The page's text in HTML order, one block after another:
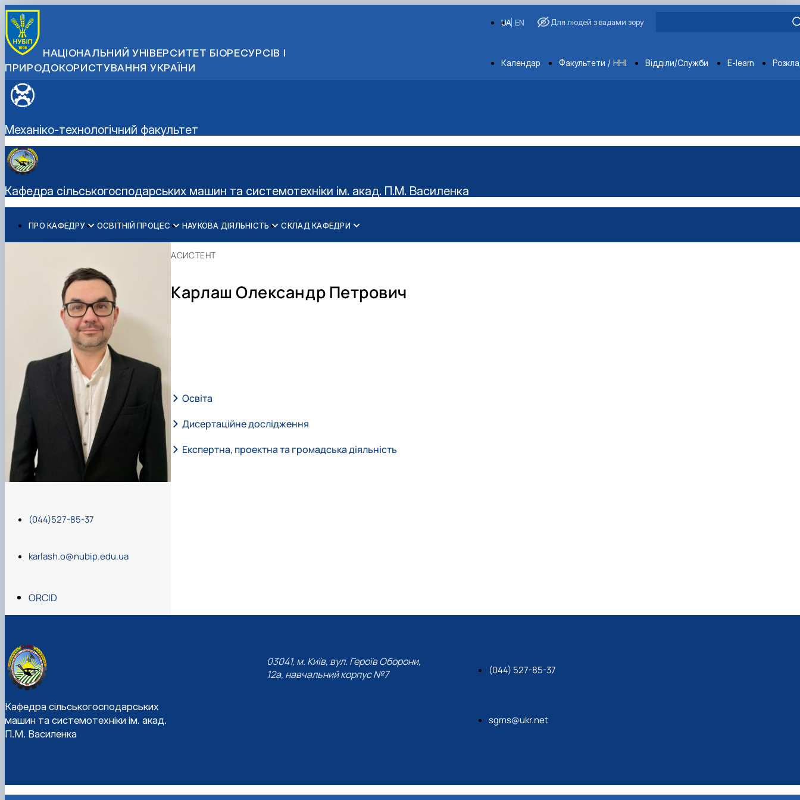
НАЦІОНАЛЬНИЙ УНІВЕРСИТЕТ БІОРЕСУРСІВ І
ПРИРОДОКОРИСТУВАННЯ УКРАЇНИ
EN
UA Для людей з вадами зору
Departments
Календар Факультети / ННІ Відділи/Служби E-learn
Механіко-технологічний факультет
Кафедра сільськогосподарських машин та системотехніки ім. акад. П.М. Василенка
ПРО КАФЕДРУ
Історія кафедри
ОСВІТНІЙ ПРОЦЕС
Робочі програми
НАУКОВА ДІЯЛЬНІСТЬ
Наукова робота на кафедрі
СКЛАД КАФЕДРИ
Гуменюк Юрій Олегович
Теслюк Віктор Васильович
Мартишко Віктор Миколайович
Онищенко Володимир Борисович
Курка Віталій Петрович
Росамаха Юрій Олександрович
Деркач Олексій Павлович
Сівак Ігор Миколайович
Лавріненко Олександр Тимофійович
Онищенко Борис Володимирович
Волянський Михайло Станіславович
Вечера Олег Миколайович
Карлаш Олександр Петрович
Гаркуша Наталія Миколаївна
Кіру Валентина Василівна
Ямков Олександр Володимирович
(044)527-85-37
karlash.o@nubip.edu.ua
ORCID
Карлаш Олександр Петрович
АСИСТЕНТ
Освіта
: Отримав диплом магістра НУБІП України в 2012 році за спеціальністю інженерія сільського господарства і кваліфікації інженер дослідник.
Дисертаційне дослідження
В вересні 2023 року вступив до аспірантури в НУБіП України на спеціальність 133 галузеве машинобудування.
Тема досліджень: Обгрунтування параметрів режимів роботи пневматичного висівного апарату селекційної сівалки.
Експертна, проектна та громадська діяльність
Кафедра сільськогосподарських
машин та системотехніки ім. акад.
П.М. Василенка
03041, м. Київ, вул. Героїв Оборони,
12а, навчальний корпус №7
(044) 527-85-37
sgms@ukr.net